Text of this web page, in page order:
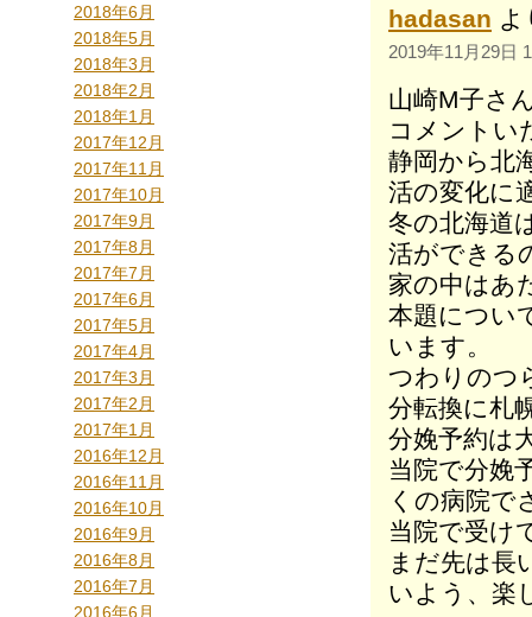
2018年6月
2018年5月
2018年3月
2018年2月
2018年1月
2017年12月
2017年11月
2017年10月
2017年9月
2017年8月
2017年7月
2017年6月
2017年5月
2017年4月
2017年3月
2017年2月
2017年1月
2016年12月
2016年11月
2016年10月
2016年9月
2016年8月
2016年7月
2016年6月
hadasan よ
2019年11月29日
山崎M子さ
コメントい
静岡から北
活の変化に
冬の北海道
活ができる
家の中はあ
本題につい
います。
つわりのつ
分転換に札
分娩予約は
当院で分娩
くの病院で
当院で受け
まだ先は長
いよう、楽